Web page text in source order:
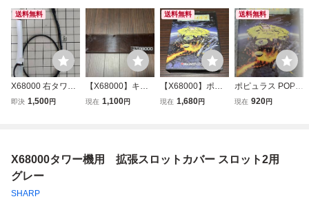
送料無料
X68000 右タワー
用電源分岐ケーブ
即決 1,500円
【X68000】キー
ボードカバー
現在 1,100円
送料無料
【X68000】ポピ
ュラス【イマジニ
現在 1,680円
送料無料
ポピュラス POPU
LOUS イマジニア
現在 920円
X68000タワー機用 拡張スロットカバー スロット2用
グレー
SHARP